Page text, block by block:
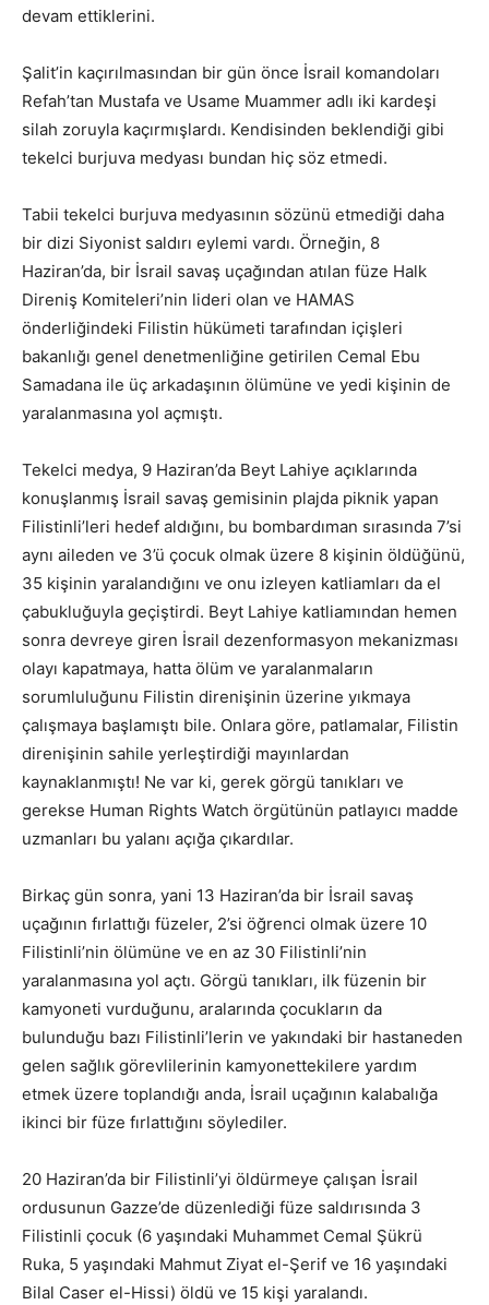
devam ettiklerini.
Şalit’in kaçırılmasından bir gün önce İsrail komandoları
Refah’tan Mustafa ve Usame Muammer adlı iki kardeşi
silah zoruyla kaçırmışlardı. Kendisinden beklendiği gibi
tekelci burjuva medyası bundan hiç söz etmedi.
Tabii tekelci burjuva medyasının sözünü etmediği daha
bir dizi Siyonist saldırı eylemi vardı. Örneğin, 8
Haziran’da, bir İsrail savaş uçağından atılan füze Halk
Direniş Komiteleri’nin lideri olan ve HAMAS
önderliğindeki Filistin hükümeti tarafından içişleri
bakanlığı genel denetmenliğine getirilen Cemal Ebu
Samadana ile üç arkadaşının ölümüne ve yedi kişinin de
yaralanmasına yol açmıştı.
Tekelci medya, 9 Haziran’da Beyt Lahiye açıklarında
konuşlanmış İsrail savaş gemisinin plajda piknik yapan
Filistinli’leri hedef aldığını, bu bombardıman sırasında 7’si
aynı aileden ve 3’ü çocuk olmak üzere 8 kişinin öldüğünü,
35 kişinin yaralandığını ve onu izleyen katliamları da el
çabukluğuyla geçiştirdi. Beyt Lahiye katliamından hemen
sonra devreye giren İsrail dezenformasyon mekanizması
olayı kapatmaya, hatta ölüm ve yaralanmaların
sorumluluğunu Filistin direnişinin üzerine yıkmaya
çalışmaya başlamıştı bile. Onlara göre, patlamalar, Filistin
direnişinin sahile yerleştirdiği mayınlardan
kaynaklanmıştı! Ne var ki, gerek görgü tanıkları ve
gerekse Human Rights Watch örgütünün patlayıcı madde
uzmanları bu yalanı açığa çıkardılar.
Birkaç gün sonra, yani 13 Haziran’da bir İsrail savaş
uçağının fırlattığı füzeler, 2’si öğrenci olmak üzere 10
Filistinli’nin ölümüne ve en az 30 Filistinli’nin
yaralanmasına yol açtı. Görgü tanıkları, ilk füzenin bir
kamyoneti vurduğunu, aralarında çocukların da
bulunduğu bazı Filistinli’lerin ve yakındaki bir hastaneden
gelen sağlık görevlilerinin kamyonettekilere yardım
etmek üzere toplandığı anda, İsrail uçağının kalabalığa
ikinci bir füze fırlattığını söylediler.
20 Haziran’da bir Filistinli’yi öldürmeye çalışan İsrail
ordusunun Gazze’de düzenlediği füze saldırısında 3
Filistinli çocuk (6 yaşındaki Muhammet Cemal Şükrü
Ruka, 5 yaşındaki Mahmut Ziyat el-Şerif ve 16 yaşındaki
Bilal Caser el-Hissi) öldü ve 15 kişi yaralandı.